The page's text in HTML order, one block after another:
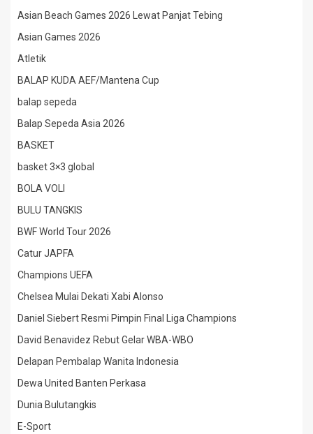
Asian Beach Games 2026 Lewat Panjat Tebing
Asian Games 2026
Atletik
BALAP KUDA AEF/Mantena Cup
balap sepeda
Balap Sepeda Asia 2026
BASKET
basket 3×3 global
BOLA VOLI
BULU TANGKIS
BWF World Tour 2026
Catur JAPFA
Champions UEFA
Chelsea Mulai Dekati Xabi Alonso
Daniel Siebert Resmi Pimpin Final Liga Champions
David Benavidez Rebut Gelar WBA-WBO
Delapan Pembalap Wanita Indonesia
Dewa United Banten Perkasa
Dunia Bulutangkis
E-Sport